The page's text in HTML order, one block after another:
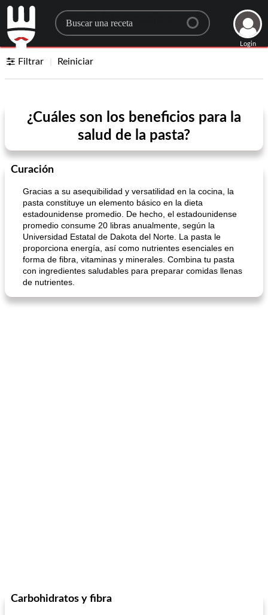
Search for a recipe
Login
Filtrar Reiniciar
¿Cuáles son los beneficios para la
salud de la pasta?
Curación
Gracias a su asequibilidad y versatilidad en la cocina, la
pasta constituye un elemento básico en la dieta
estadounidense promedio. De hecho, el estadounidense
promedio consume 20 libras anualmente, según la
Universidad Estatal de Dakota del Norte. La pasta le
proporciona energía, así como nutrientes esenciales en
forma de fibra, vitaminas y minerales. Combina tu pasta
con ingredientes saludables para preparar comidas llenas
de nutrientes.
Carbohidratos y fibra